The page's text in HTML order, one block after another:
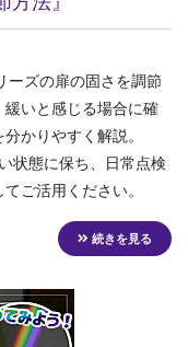
ーズの扉の固さを調節
いと感じる場合に確
かりやすく解説。
状態に保ち、日常点検
ご活用ください。
続きを見る